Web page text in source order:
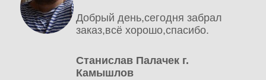
Добрый день,сегодня забрал
заказ,всё хорошо,спасибо.
Станислав Палачек г.
Камышлов